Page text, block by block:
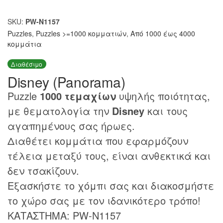
SKU: PW-N1157
Puzzles, Puzzles >=1000 κομματιών, Από 1000 έως 4000
κομμάτια
Διαθέσιμο
Disney (Panorama)
Puzzle 1000 τεμαχίων υψηλής ποιότητας,
με θεματολογία την Disney και τους
αγαπημένους σας ήρωες.
Διαθέτει κομμάτια που εφαρμόζουν
τέλεια μεταξύ τους, είναι ανθεκτικά και
δεν τσακίζουν.
Εξασκήστε το χόμπι σας και διακοσμήστε
το χώρο σας με τον ιδανικότερο τρόπο!
ΚΑΤΑΣΤΗΜΑ: PW-N1157